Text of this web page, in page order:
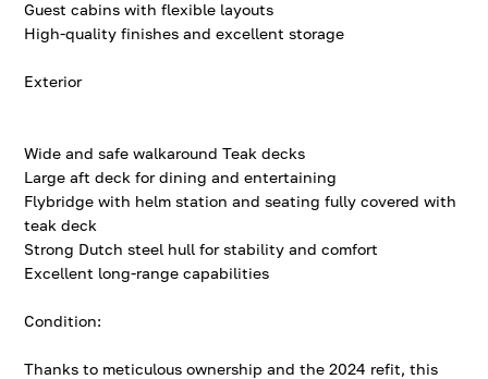
Guest cabins with flexible layouts
High-quality finishes and excellent storage
Exterior
Wide and safe walkaround Teak decks
Large aft deck for dining and entertaining
Flybridge with helm station and seating fully covered with
teak deck
Strong Dutch steel hull for stability and comfort
Excellent long-range capabilities
Condition:
Thanks to meticulous ownership and the 2024 refit, this